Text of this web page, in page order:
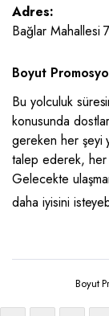
Adres:
Bağlar Mahallesi
Boyut
Bu yolculuk
konusunda
gereken her şeyi
talep ederek, her
Gelecekte
daha iyisini
Boyut